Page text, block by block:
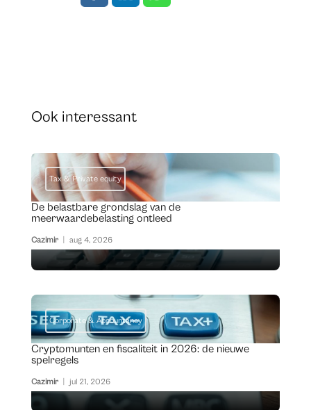
Ook interessant
Tax & Private equity
De belastbare grondslag van de
meerwaardebelasting ontleed
Cazimir aug 4, 2026
Corporate & Accountancy
Cryptomunten en fiscaliteit in 2026: de nieuwe
spelregels
Cazimir jul 21, 2026